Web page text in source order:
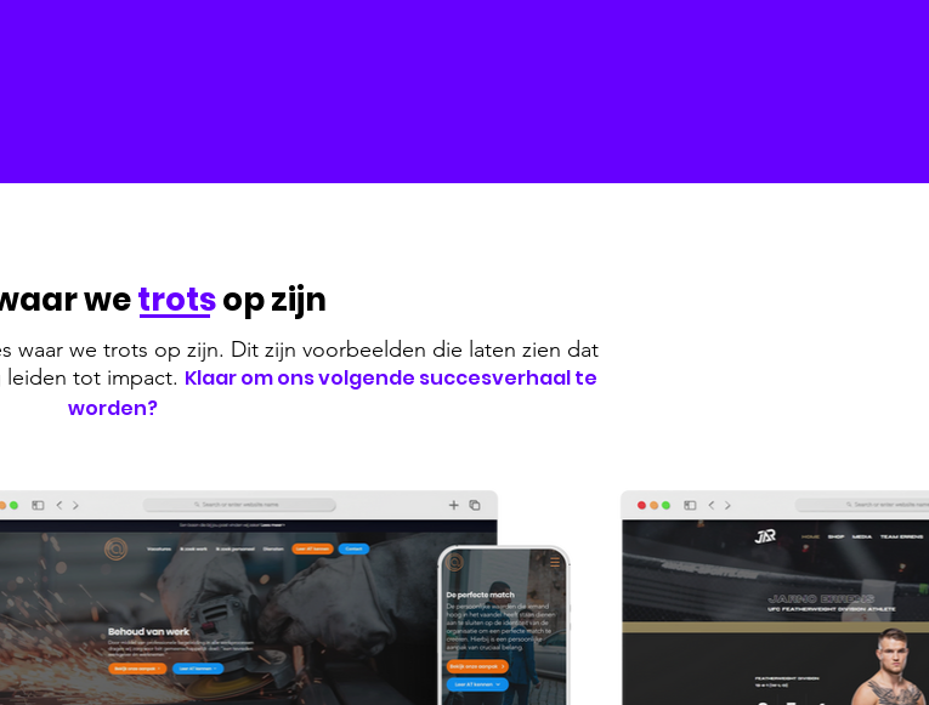
wetrotsop zijn
waar we trots op zijn. Dit zijn voorbeelden die laten zien dat
leiden tot impact. Klaar om ons volgende succesverhaal te
worden?